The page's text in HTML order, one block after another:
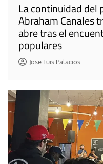
La continuidad del
Abraham Canales
abre tras el
populares
Jose Luis Palacios